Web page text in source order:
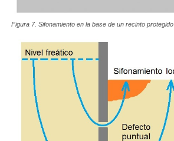
Figura 7. Sifonamiento en la base de un recinto